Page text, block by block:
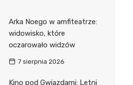
Arka Noego w amfiteatrze:
widowisko, które
oczarowało widzów
7 sierpnia 2026
Kino pod Gwiazdami: Letni